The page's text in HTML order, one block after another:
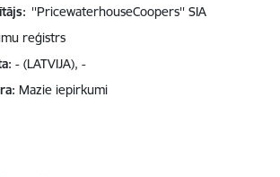
''PricewaterhouseCoopers'' SIA
reģistrs
- (LATVIJA), -
Mazie iepirkumi